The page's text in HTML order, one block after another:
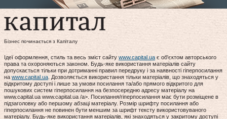
Бізнес починається з Капіталу
Ідеї оформлення, стиль та весь зміст сайту www.capital.ua є об'єктом авторського
права та охороняються законом. Будь-яке використання матеріалів сайту
допускається тільки при дотриманні правил передруку і за наявності гіперпосилання
на www.capital.ua. Дозволяється використання тільки матеріалів, що знаходяться у
відкритому доступі і лише за умови посилання та/або прямого відкритого для
пошукових систем гіперпосилання на безпосередню адресу матеріалу на
www.capital.ua www.capital.ua /a>. Посилання/гіперпосилання має бути розміщене в
підзаголовку або першому абзаці матеріалу. Розмір шрифту посилання або
гіперпосилання не повинен бути меншим за шрифт тексту використовуваного
матеріалу. Будь-яке використання матеріалів, які знаходяться у закритому доступі